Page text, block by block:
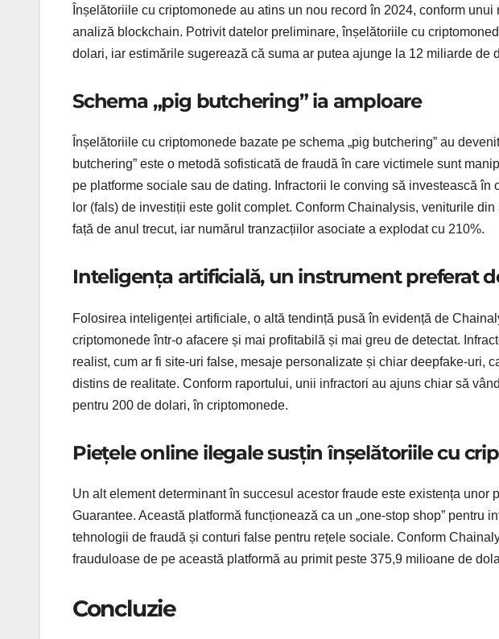
Înșelătoriile cu criptomonede au atins un nou record în 2024, conform
analiză blockchain. Potrivit datelor preliminare, înșelătoriile cu
dolari, iar estimările sugerează că suma ar putea ajunge la 12 miliarde de
Schema „pig butchering” ia amploare
Înșelătoriile cu criptomonede bazate pe schema „pig butchering” au
butchering” este o metodă sofisticată de fraudă în care victimele sunt
pe platforme sociale sau de dating. Infractorii le conving să investească în
lor (fals) de investiții este golit complet. Conform Chainalysis, veniturile
față de anul trecut, iar numărul tranzacțiilor asociate a explodat cu 210%.
Inteligența artificială, un instrument preferat
Folosirea inteligenței artificiale, o altă tendință pusă în evidență de
criptomonede într-o afacere și mai profitabilă și mai greu de detectat.
realist, cum ar fi site-uri false, mesaje personalizate și chiar deepfake-uri,
distins de realitate. Conform raportului, unii infractori au ajuns chiar să
pentru 200 de dolari, în criptomonede.
Piețele online ilegale susțin înșelătoriile cu
Un alt element determinant în succesul acestor fraude este existența unor
Guarantee. Această platformă funcționează ca un „one-stop shop” pentru
tehnologii de fraudă și conturi false pentru rețele sociale. Conform
frauduloase de pe această platformă au primit peste 375,9 milioane de
Concluzie